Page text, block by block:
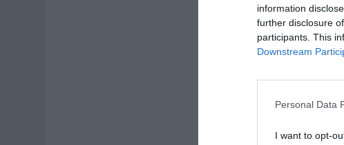
information
further disclosure
participants. This
Downstream
Personal Data
I want to opt-